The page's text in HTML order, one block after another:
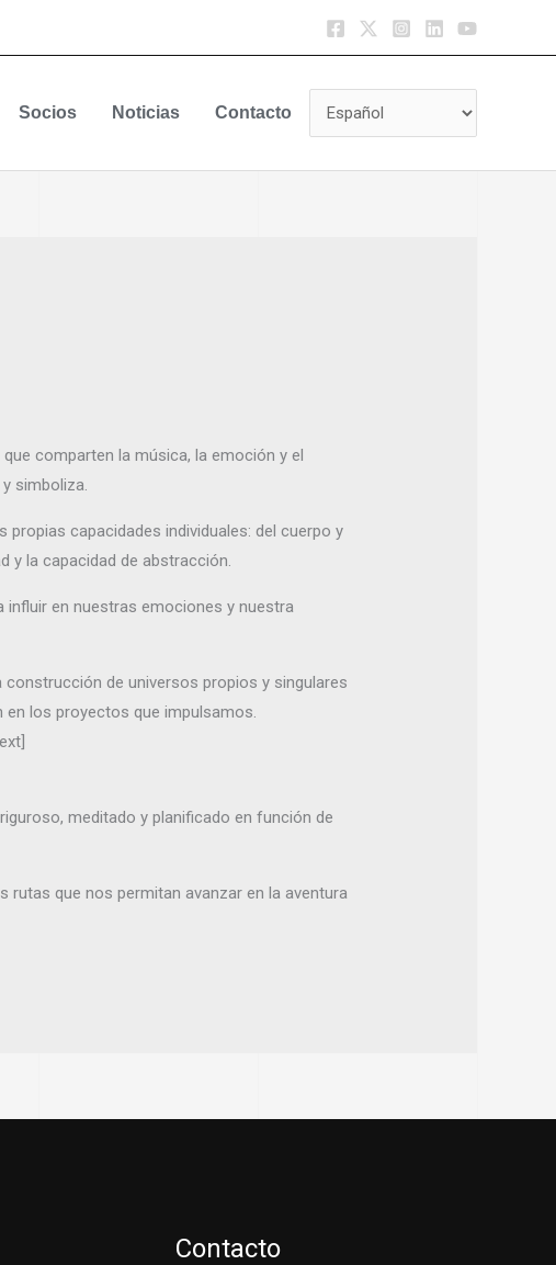
Socios Noticias Contacto
comparten la música, la emoción y el
simboliza.
capacidades individuales: del cuerpo y
y la capacidad de abstracción.
influir en nuestras emociones y nuestra
de universos propios y singulares
en los proyectos que impulsamos.
meditado y planificado en función de
rutas que nos permitan avanzar en la aventura
Contacto